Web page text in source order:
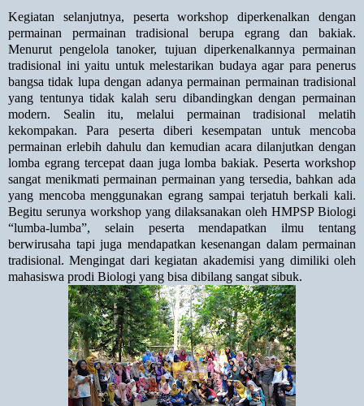
Kegiatan selanjutnya, peserta workshop diperkenalkan dengan
permainan permainan tradisional berupa egrang dan bakiak.
Menurut pengelola tanoker, tujuan diperkenalkannya permainan
tradisional ini yaitu untuk melestarikan budaya agar para penerus
bangsa tidak lupa dengan adanya permainan permainan tradisional
yang tentunya tidak kalah seru dibandingkan dengan permainan
modern. Sealin itu, melalui permainan tradisional melatih
kekompakan. Para peserta diberi kesempatan untuk mencoba
permainan erlebih dahulu dan kemudian acara dilanjutkan dengan
lomba egrang tercepat daan juga lomba bakiak. Peserta workshop
sangat menikmati permainan permainan yang tersedia, bahkan ada
yang mencoba menggunakan egrang sampai terjatuh berkali kali.
Begitu serunya workshop yang dilaksanakan oleh HMPSP Biologi
“lumba-lumba”, selain peserta mendapatkan ilmu tentang
berwirusaha tapi juga mendapatkan kesenangan dalam permainan
tradisional. Mengingat dari kegiatan akademisi yang dimiliki oleh
mahasiswa prodi Biologi yang bisa dibilang sangat sibuk.